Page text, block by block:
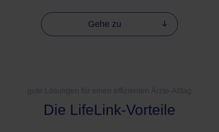
Gehe zu
Die LifeLink-Vorteile